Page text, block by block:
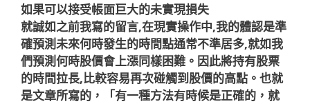
如果可以接受帳面巨大的未實現損失
就誠如之前我寫的留言,在現實操作中,我的體認是準
確預測未來何時發生的時間點通常不準居多,就如我
們預測何時股價會上漲同樣困難。因此將持有股票
的時間拉長,比較容易再次碰觸到股價的高點。也就
是文章所寫的，「有一種方法有時候是正確的，就